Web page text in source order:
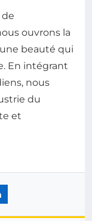
ouvrons la
beauté qui
En intégrant
nous
du
et